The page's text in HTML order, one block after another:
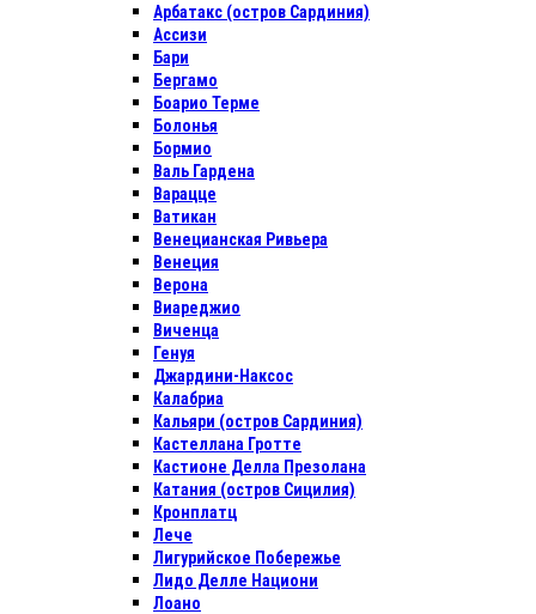
Арбатакс (остров Сардиния)
Ассизи
Бари
Бергамо
Боарио Терме
Болонья
Бормио
Валь Гардена
Варацце
Ватикан
Венецианская Ривьера
Венеция
Верона
Виареджио
Виченца
Генуя
Джардини-Наксос
Калабриа
Кальяри (остров Сардиния)
Кастеллана Гротте
Кастионе Делла Презолана
Катания (остров Сицилия)
Кронплатц
Лече
Лигурийское Побережье
Лидо Делле Национи
Лоано